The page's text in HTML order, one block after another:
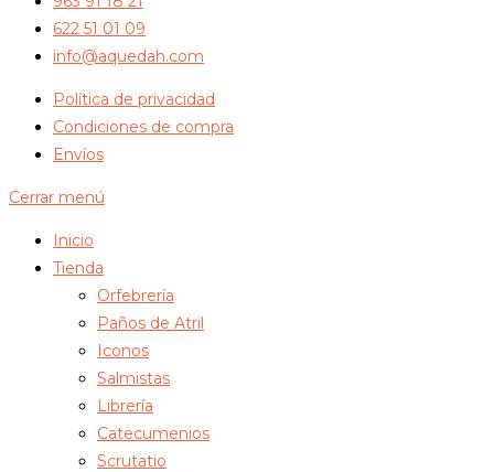
622 51 01 09
info@aquedah.com
Política de privacidad
Condiciones de compra
Envíos
Cerrar menú
Inicio
Tienda
Orfebrería
Paños de Atril
Iconos
Salmistas
Librería
Catecumenios
Scrutatio